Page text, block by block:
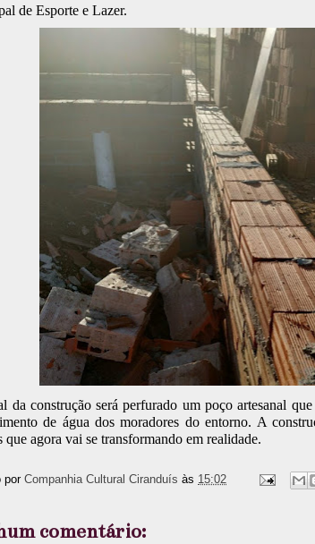
de Esporte e Lazer.
da construção será perfurado um poço artesanal
de água dos moradores do entorno. A
que agora vai se transformando em realidade.
por Companhia Cultural Ciranduís às 15:02
comentário: